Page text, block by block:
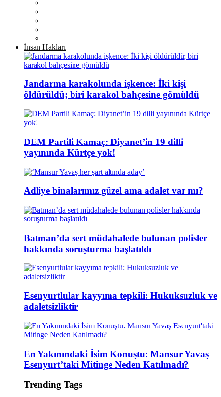
İnsan Hakları
Jandarma karakolunda işkence: İki kişi
öldürüldü; biri karakol bahçesine gömüldü
DEM Partili Kamaç: Diyanet’in 19 dilli
yayınında Kürtçe yok!
Adliye binalarımız güzel ama adalet var mı?
Batman’da sert müdahalede bulunan polisler
hakkında soruşturma başlatıldı
Esenyurtlular kayyıma tepkili: Hukuksuzluk ve
adaletsizliktir
En Yakınındaki İsim Konuştu: Mansur Yavaş
Esenyurt’taki Mitinge Neden Katılmadı?
Trending Tags